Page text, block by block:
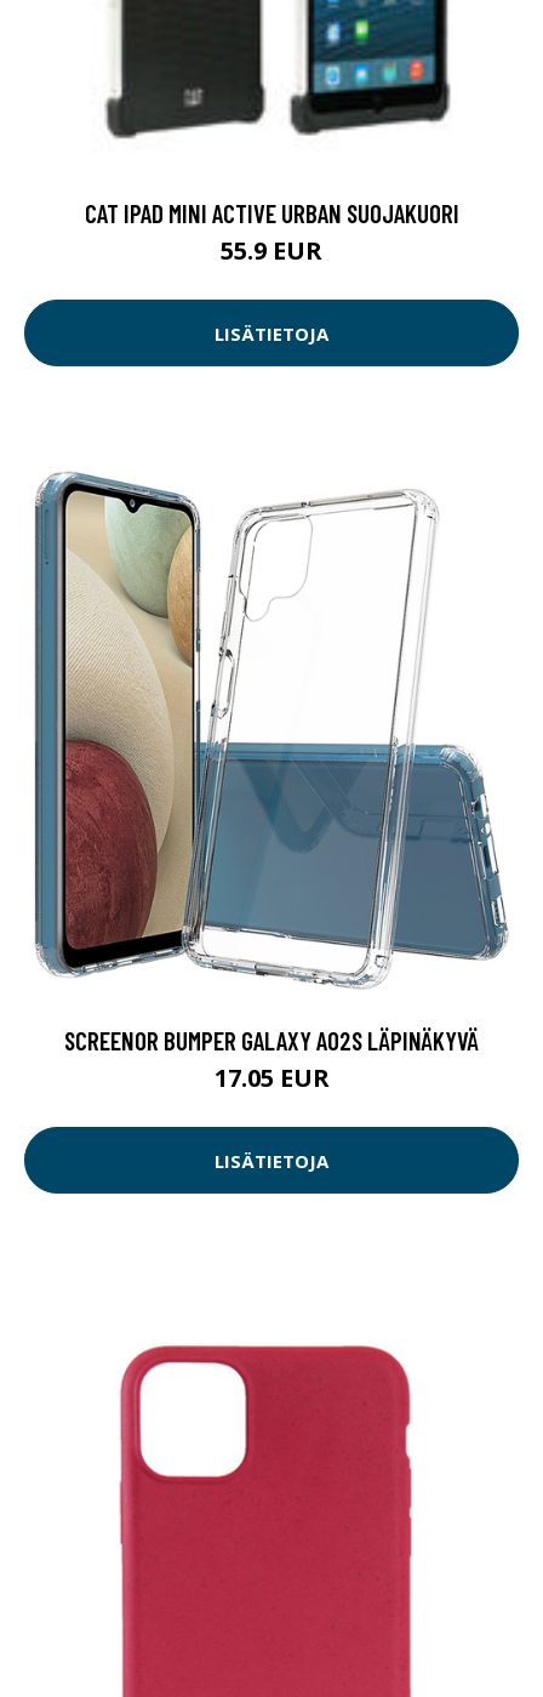
CAT IPAD MINI ACTIVE URBAN SUOJAKUORI
55.9 EUR
LISÄTIETOJA
SCREENOR BUMPER GALAXY A02S LÄPINÄKYVÄ
17.05 EUR
LISÄTIETOJA